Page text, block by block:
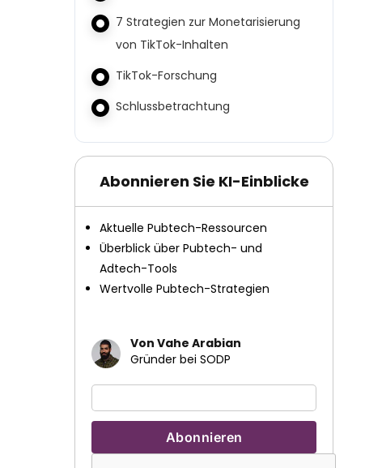
7 Strategien zur Monetarisierung
von TikTok-Inhalten
TikTok-Forschung
Schlussbetrachtung
Abonnieren Sie KI-Einblicke
Aktuelle Pubtech-Ressourcen
Überblick über Pubtech- und
Adtech-Tools
Wertvolle Pubtech-Strategien
Von Vahe Arabian
Gründer bei SODP